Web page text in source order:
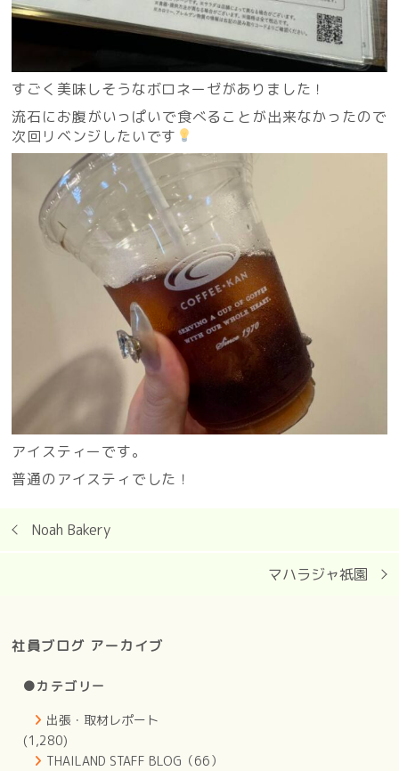
すごく美味しそうなボロネーゼがありました！
流石にお腹がいっぱいで食べることが出来なかったので
次回リベンジしたいです
アイスティーです。
普通のアイスティでした！
Noah Bakery
マハラジャ祇園
社員ブログ アーカイブ
●カテゴリー
出張・取材レポート
(1,280)
THAILAND STAFF BLOG（66）